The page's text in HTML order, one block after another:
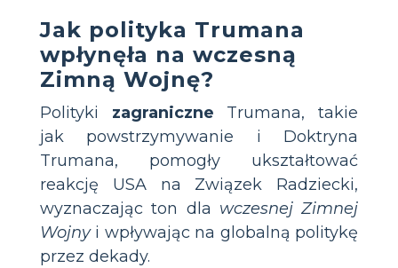
Jak polityka Trumana
wpłynęła na wczesną
Zimną Wojnę?
Polityki zagraniczne Trumana, takie
jak powstrzymywanie i Doktryna
Trumana, pomogły ukształtować
reakcję USA na Związek Radziecki,
wyznaczając ton dla wczesnej Zimnej
Wojnyi wpływając na globalną politykę
przez dekady.